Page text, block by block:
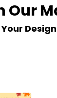
Our